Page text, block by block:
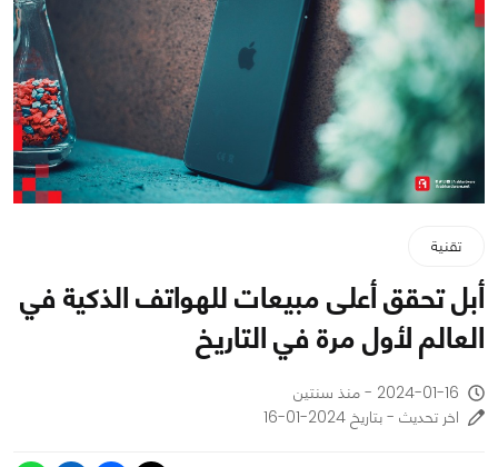
تقنية
أبل تحقق أعلى مبيعات للهواتف الذكية في
العالم لأول مرة في التاريخ
2024-01-16 - منذ سنتين
اخر تحديث - بتاريخ 2024-01-16